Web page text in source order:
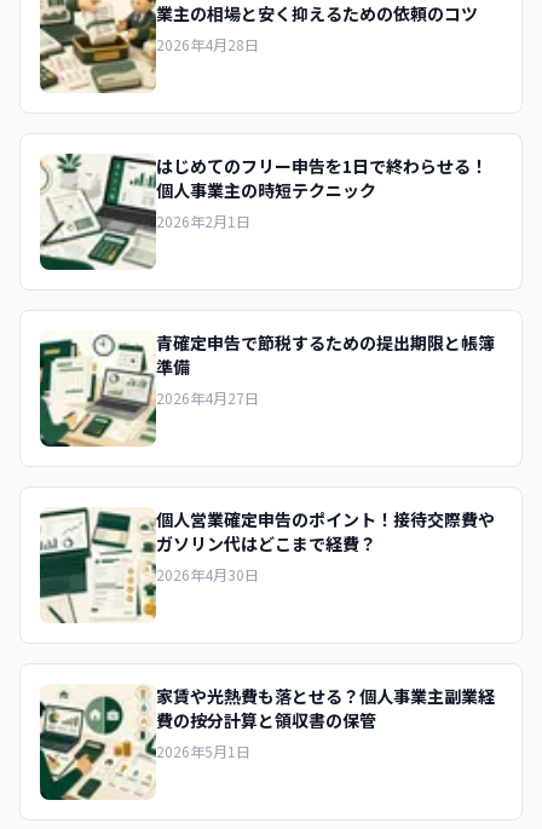
業主の相場と安く抑えるための依頼のコツ
2026年4月28日
はじめてのフリー申告を1日で終わらせる！
個人事業主の時短テクニック
2026年2月1日
青確定申告で節税するための提出期限と帳簿
準備
2026年4月27日
個人営業確定申告のポイント！接待交際費や
ガソリン代はどこまで経費？
2026年4月30日
家賃や光熱費も落とせる？個人事業主副業経
費の按分計算と領収書の保管
2026年5月1日